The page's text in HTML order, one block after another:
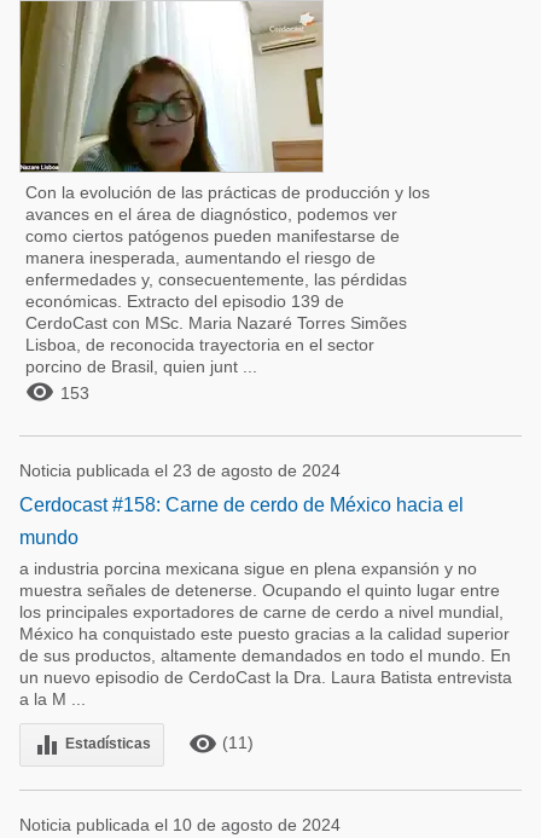
Con la evolución de las prácticas de producción y los
avances en el área de diagnóstico, podemos ver
como ciertos patógenos pueden manifestarse de
manera inesperada, aumentando el riesgo de
enfermedades y, consecuentemente, las pérdidas
económicas. Extracto del episodio 139 de
CerdoCast con MSc. Maria Nazaré Torres Simões
Lisboa, de reconocida trayectoria en el sector
porcino de Brasil, quien junt ...
 153
Noticia publicada el 23 de agosto de 2024
Cerdocast #158: Carne de cerdo de México hacia el
mundo
a industria porcina mexicana sigue en plena expansión y no
muestra señales de detenerse. Ocupando el quinto lugar entre
los principales exportadores de carne de cerdo a nivel mundial,
México ha conquistado este puesto gracias a la calidad superior
de sus productos, altamente demandados en todo el mundo. En
un nuevo episodio de CerdoCast la Dra. Laura Batista entrevista
a la M ...
equalizer Estadísticas remove_red_eye (11)
Noticia publicada el 10 de agosto de 2024